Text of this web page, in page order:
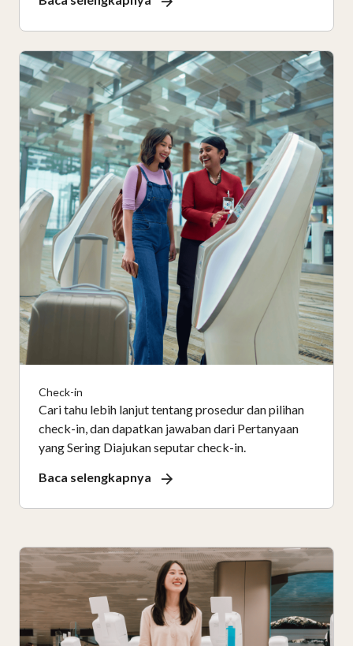
Check-in
Cari tahu lebih lanjut tentang prosedur dan pilihan
check-in, dan dapatkan jawaban dari Pertanyaan
yang Sering Diajukan seputar check-in.
Baca selengkapnya